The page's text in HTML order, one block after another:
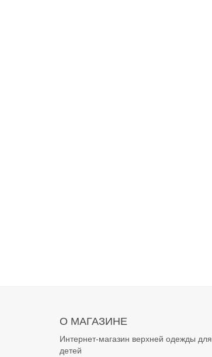
О МАГАЗИНЕ
Интернет-магазин верхней одежды для
детей